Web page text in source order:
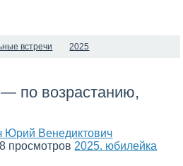
встречи 2025
по возрастанию,
Юрий Венедиктович
просмотров 2025. юбилейка